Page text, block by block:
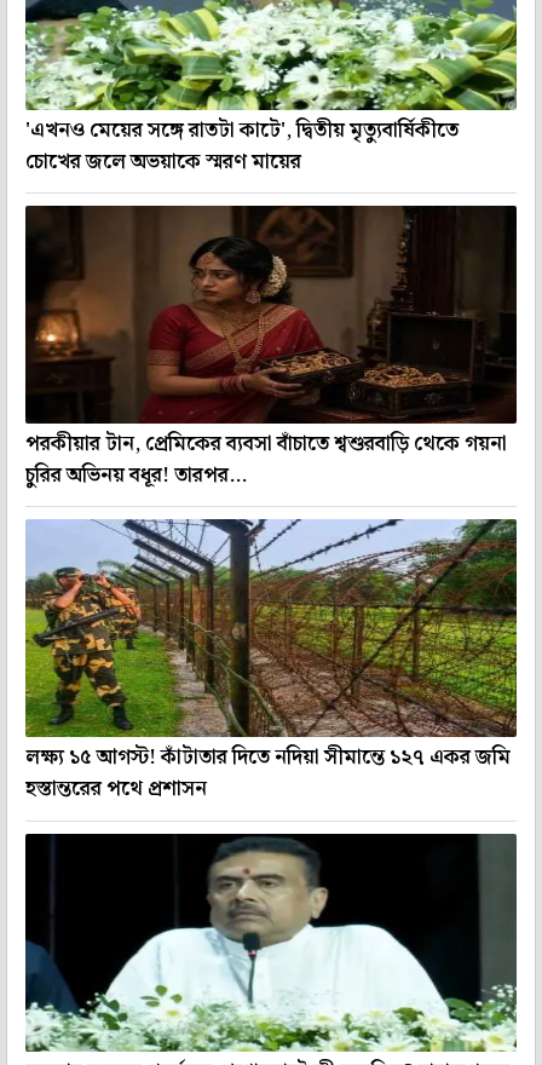
'এখনও মেয়ের সঙ্গে রাতটা কাটে', দ্বিতীয় মৃত্যুবার্ষিকীতে
চোখের জলে অভয়াকে স্মরণ মায়ের
পরকীয়ার টান, প্রেমিকের ব্যবসা বাঁচাতে শ্বশুরবাড়ি থেকে গয়না
চুরির অভিনয় বধূর! তারপর...
লক্ষ্য ১৫ আগস্ট! কাঁটাতার দিতে নদিয়া সীমান্তে ১২৭ একর জমি
হস্তান্তরের পথে প্রশাসন